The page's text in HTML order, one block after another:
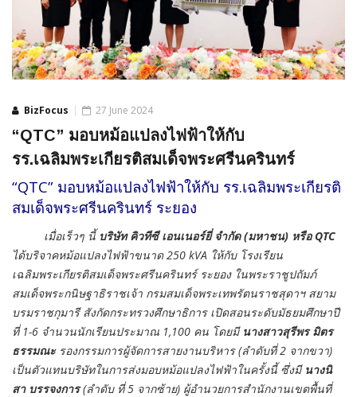
BizFocus 27 June 2024
“QTC” มอบหม้อแปลงไฟฟ้าให้กับ
รร.เฉลิมพระเกียรติสมเด็จพระศรีนครินทร์
“QTC” มอบหม้อแปลงไฟฟ้าให้กับ รร.เฉลิมพระเกียรติ
สมเด็จพระศรีนครินทร์ ระยอง
เมื่อเร็วๆ นี้ บริษัท คิวทีซี เอนเนอร์ยี่ จำกัด (มหาชน) หรือQTC
ได้บริจาคหม้อแปลงไฟฟ้าขนาด 250 kVA ให้กับ โรงเรียน
เฉลิมพระเกียรติสมเด็จพระศรีนครินทร์ ระยอง ในพระราชูปถัมภ์
สมเด็จพระกนิษฐาธิราชเจ้า กรมสมเด็จพระเทพรัตนราชสุดาฯ สยาม
บรมราชกุมารี สังกัดกระทรวงศึกษาธิการ เปิดสอนระดับมัธยมศึกษาปี
ที่ 1-6 จำนวนนักเรียนประมาณ 1,100 คน โดยมี นางสาวสุรีพร มิตร
ธรรมณะรองกรรมการผู้จัดการสายงานบริหาร (ลำดับที่ 2 จากขวา)
เป็นตัวแทนบริษัทในการส่งมอบหม้อแปลงไฟฟ้าในครั้งนี้ ซึ่งมีนางนิ
สา บรรจงการ(ลำดับ ที่ 5 จากซ้าย) ผู้อำนวยการสำนักงานเขตพื้นที่